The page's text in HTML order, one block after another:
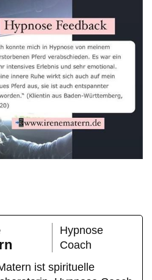
Hypnose
Coach
ist spirituelle